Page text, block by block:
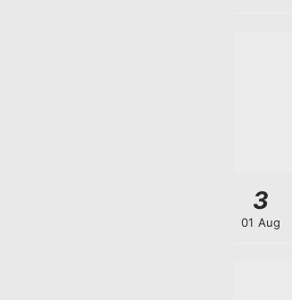
3
01 Aug